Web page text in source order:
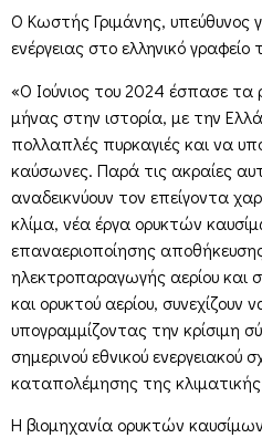
Ο Κωστής Γριμάνης, υπεύθυνος
ενέργειας στο ελληνικό
«Ο Ιούνιος του 2024 έσπασε τα
μήνας στην ιστορία, με την
πολλαπλές πυρκαγιές και να
καύσωνες. Παρά τις ακραίες
αναδεικνύουν τον επείγοντα
κλίμα, νέα έργα ορυκτών
επαναεριοποίησης
ηλεκτροπαραγωγής αερίου και
και ορυκτού αερίου, συνεχίζουν
υπογραμμίζοντας την κρίσιμη
σημερινού εθνικού ενεργειακού
καταπολέμησης της κλιματικής
Η βιομηχανία ορυκτών